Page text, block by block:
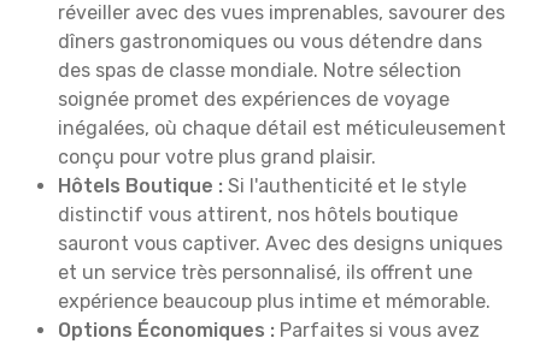
réveiller avec des vues imprenables, savourer des
dîners gastronomiques ou vous détendre dans
des spas de classe mondiale. Notre sélection
soignée promet des expériences de voyage
inégalées, où chaque détail est méticuleusement
conçu pour votre plus grand plaisir.
Hôtels Boutique : Si l'authenticité et le style
distinctif vous attirent, nos hôtels boutique
sauront vous captiver. Avec des designs uniques
et un service très personnalisé, ils offrent une
expérience beaucoup plus intime et mémorable.
Options Économiques : Parfaites si vous avez